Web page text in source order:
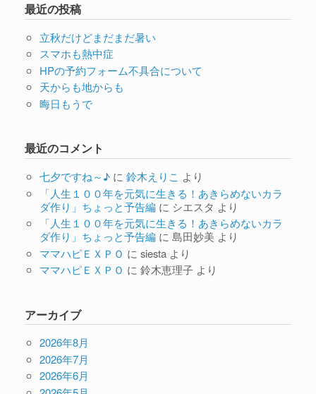
最近の投稿
立秋だけどまだまだ暑い
スマホも熱中症
HPの予約フォーム不具合について
天からも地からも
晦日もうで
最近のコメント
七夕ですね～♪に 鈴木えりこ より
「人生１００年を元気に生きる！あきらめないカラ
ダ作り」ちょっと予告編に シエスタ より
「人生１００年を元気に生きる！あきらめないカラ
ダ作り」ちょっと予告編に 島田妙美 より
ママハピＥＸＰＯ に siestaより
ママハピＥＸＰＯ に 鈴木恵理子より
アーカイブ
2026年8月
2026年7月
2026年6月